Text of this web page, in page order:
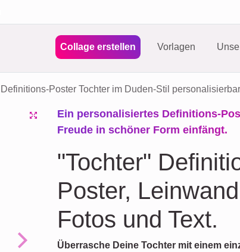
Collage erstellen Vorlagen
Definitions-Poster Tochter im Duden-Stil personalisierbar
Next
Ein personalisiertes Definitions-
Freude in schöner Form einfängt.
"Tochter"
Poster,
Fotos und Text.
Überrasche Deine Tochter mit einem